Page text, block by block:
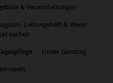
& Veranstaltungen
Leitungsheft & Wenn
suchen
Unser Ganztag